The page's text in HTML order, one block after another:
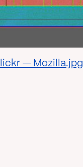
— Mozilla.jpg